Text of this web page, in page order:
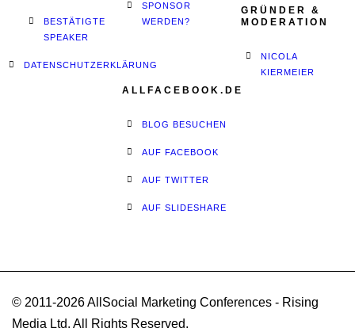
BESTÄTIGTE
SPEAKER
DATENSCHUTZERKLÄRUNG
SPONSOR
WERDEN?
ALLFACEBOOK.DE
BLOG BESUCHEN
AUF FACEBOOK
AUF TWITTER
AUF SLIDESHARE
GRÜNDER &
MODERATION
NICOLA
KIERMEIER
© 2011-2026 AllSocial Marketing Conferences - Rising
Media Ltd. All Rights Reserved.